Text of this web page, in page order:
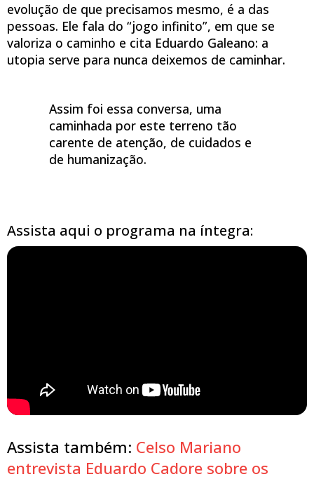
evolução de que precisamos mesmo, é a das
pessoas. Ele fala do “jogo infinito”, em que se
valoriza o caminho e cita Eduardo Galeano: a
utopia serve para nunca deixemos de caminhar.
Assim foi essa conversa, uma
caminhada por este terreno tão
carente de atenção, de cuidados e
de humanização.
Assista aqui o programa na íntegra:
Assista também: Celso Mariano
entrevista Eduardo Cadore sobre os